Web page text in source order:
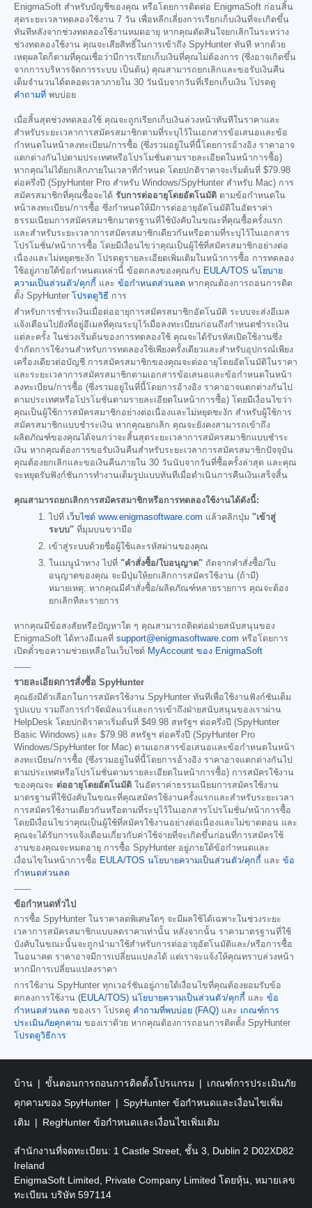
EnigmaSoft สำหรับบัญชีของคุณ หรือโดยการติดต่อ EnigmaSoft ก่อนสิ้น
สุดระยะเวลาทดลองใช้งาน 7 วัน เพื่อหลีกเลี่ยงการเรียกเก็บเงินที่จะเกิดขึ้น
ทันทีหลังจากช่วงทดลองใช้งานหมดอายุ หากคุณตัดสินใจยกเลิกในระหว่าง
ช่วงทดลองใช้งาน คุณจะเสียสิทธิ์ในการเข้าถึง SpyHunter ทันที หากด้วย
เหตุผลใดก็ตามที่คุณเชื่อว่ามีการเรียกเก็บเงินที่คุณไม่ต้องการ (ซึ่งอาจเกิดขึ้น
จากการบริหารจัดการระบบ เป็นต้น) คุณสามารถยกเลิกและขอรับเงินคืน
เต็มจำนวนได้ตลอดเวลาภายใน 30 วันนับจากวันที่เรียกเก็บเงิน โปรดดู
คำถามที่ พบบ่อย
เมื่อสิ้นสุดช่วงทดลองใช้ คุณจะถูกเรียกเก็บเงินล่วงหน้าทันทีในราคาและ
สำหรับระยะเวลาการสมัครสมาชิกตามที่ระบุไว้ในเอกสารข้อเสนอและข้อ
กำหนดในหน้าลงทะเบียน/การซื้อ (ซึ่งรวมอยู่ในที่นี้โดยการอ้างอิง ราคาอาจ
แตกต่างกันไปตามประเทศหรือโปรโมชั่นตามรายละเอียดในหน้าการซื้อ)
หากคุณไม่ได้ยกเลิกภายในเวลาที่กำหนด โดยปกติราคาจะเริ่มต้นที่ $79.98
ต่อครึ่งปี (SpyHunter Pro สำหรับ Windows/SpyHunter สำหรับ Mac) การ
สมัครสมาชิกที่คุณซื้อจะได้ รับการต่ออายุโดยอัตโนมัติ ตามข้อกำหนดใน
หน้าลงทะเบียน/การซื้อ ซึ่งกำหนดให้มีการต่ออายุอัตโนมัติในอัตราค่า
ธรรมเนียมการสมัครสมาชิกมาตรฐานที่ใช้บังคับในขณะที่คุณซื้อครั้งแรก
และสำหรับระยะเวลาการสมัครสมาชิกเดียวกันหรือตามที่ระบุไว้ในเอกสาร
โปรโมชั่น/หน้าการซื้อ โดยมีเงื่อนไขว่าคุณเป็นผู้ใช้ที่สมัครสมาชิกอย่างต่อ
เนื่องและไม่หยุดชะงัก โปรดดูรายละเอียดเพิ่มเติมในหน้าการซื้อ การทดลอง
ใช้อยู่ภายใต้ข้อกำหนดเหล่านี้ ข้อตกลงของคุณกับ EULA/TOS นโยบาย
ความเป็นส่วนตัว/คุกกี้ และ ข้อกำหนดส่วนลด หากคุณต้องการถอนการติด
ตั้ง SpyHunter โปรดดูวิธี การ
สำหรับการชำระเงินเมื่อต่ออายุการสมัครสมาชิกอัตโนมัติ ระบบจะส่งอีเมล
แจ้งเตือนไปยังที่อยู่อีเมลที่คุณระบุไว้เมื่อลงทะเบียนก่อนถึงกำหนดชำระเงิน
แต่ละครั้ง ในช่วงเริ่มต้นของการทดลองใช้ คุณจะได้รับรหัสเปิดใช้งานซึ่ง
จำกัดการใช้งานสำหรับการทดลองใช้เพียงครั้งเดียวและสำหรับอุปกรณ์เพียง
เครื่องเดียวต่อบัญชี การสมัครสมาชิกของคุณจะต่ออายุโดยอัตโนมัติในราคา
และระยะเวลาการสมัครสมาชิกตามเอกสารข้อเสนอและข้อกำหนดในหน้า
ลงทะเบียน/การซื้อ (ซึ่งรวมอยู่ในที่นี้โดยการอ้างอิง ราคาอาจแตกต่างกันไป
ตามประเทศหรือโปรโมชั่นตามรายละเอียดในหน้าการซื้อ) โดยมีเงื่อนไขว่า
คุณเป็นผู้ใช้การสมัครสมาชิกอย่างต่อเนื่องและไม่หยุดชะงัก สำหรับผู้ใช้การ
สมัครสมาชิกแบบชำระเงิน หากคุณยกเลิก คุณจะยังคงสามารถเข้าถึง
ผลิตภัณฑ์ของคุณได้จนกว่าจะสิ้นสุดระยะเวลาการสมัครสมาชิกแบบชำระ
เงิน หากคุณต้องการขอรับเงินคืนสำหรับระยะเวลาการสมัครสมาชิกปัจจุบัน
คุณต้องยกเลิกและขอเงินคืนภายใน 30 วันนับจากวันที่ซื้อครั้งล่าสุด และคุณ
จะหยุดรับฟังก์ชันการทำงานเต็มรูปแบบทันทีเมื่อดำเนินการคืนเงินเสร็จสิ้น
คุณสามารถยกเลิกการสมัครสมาชิกหรือการทดลองใช้งานได้ดังนี้:
ไปที่ เว็บไซต์ www.enigmasoftware.com แล้วคลิกปุ่ม "เข้าสู่
ระบบ" ที่มุมบนขวามือ
เข้าสู่ระบบด้วยชื่อผู้ใช้และรหัสผ่านของคุณ
ในเมนูนำทาง ไปที่ "คำสั่งซื้อ/ใบอนุญาต" ถัดจากคำสั่งซื้อ/ใบ
อนุญาตของคุณ จะมีปุ่มให้ยกเลิกการสมัครใช้งาน (ถ้ามี)
หมายเหตุ: หากคุณมีคำสั่งซื้อ/ผลิตภัณฑ์หลายรายการ คุณจะต้อง
ยกเลิกทีละรายการ
หากคุณมีข้อสงสัยหรือปัญหาใด ๆ คุณสามารถติดต่อฝ่ายสนับสนุนของ
EnigmaSoft ได้ทางอีเมลที่ support@enigmasoftware.com หรือโดยการ
เปิดตั๋วขอความช่วยเหลือในเว็บไซต์ MyAccount ของ EnigmaSoft
------
รายละเอียดการสั่งซื้อ SpyHunter
คุณยังมีตัวเลือกในการสมัครใช้งาน SpyHunter ทันทีเพื่อใช้งานฟังก์ชันเต็ม
รูปแบบ รวมถึงการกำจัดมัลแวร์และการเข้าถึงฝ่ายสนับสนุนของเราผ่าน
HelpDesk โดยปกติราคาเริ่มต้นที่ $49.98 สหรัฐฯ ต่อครึ่งปี (SpyHunter
Basic Windows) และ $79.98 สหรัฐฯ ต่อครึ่งปี (SpyHunter Pro
Windows/SpyHunter for Mac) ตามเอกสารข้อเสนอและข้อกำหนดในหน้า
ลงทะเบียน/การซื้อ (ซึ่งรวมอยู่ในที่นี้โดยการอ้างอิง ราคาอาจแตกต่างกันไป
ตามประเทศหรือโปรโมชั่นตามรายละเอียดในหน้าการซื้อ) การสมัครใช้งาน
ของคุณจะ ต่ออายุโดยอัตโนมัติ ในอัตราค่าธรรมเนียมการสมัครใช้งาน
มาตรฐานที่ใช้บังคับในขณะที่คุณสมัครใช้งานครั้งแรกและสำหรับระยะเวลา
การสมัครใช้งานเดียวกันหรือตามที่ระบุไว้ในเอกสารโปรโมชั่น/หน้าการซื้อ
โดยมีเงื่อนไขว่าคุณเป็นผู้ใช้ที่สมัครใช้งานอย่างต่อเนื่องและไม่ขาดตอน และ
คุณจะได้รับการแจ้งเตือนเกี่ยวกับค่าใช้จ่ายที่จะเกิดขึ้นก่อนที่การสมัครใช้
งานของคุณจะหมดอายุ การซื้อ SpyHunter อยู่ภายใต้ข้อกำหนดและ
เงื่อนไขในหน้าการซื้อ EULA/TOS นโยบายความเป็นส่วนตัว/คุกกี้ และ ข้อ
กำหนดส่วนลด
------
ข้อกำหนดทั่วไป
การซื้อ SpyHunter ในราคาลดพิเศษใดๆ จะมีผลใช้ได้เฉพาะในช่วงระยะ
เวลาการสมัครสมาชิกแบบลดราคาเท่านั้น หลังจากนั้น ราคามาตรฐานที่ใช้
บังคับในขณะนั้นจะถูกนำมาใช้สำหรับการต่ออายุอัตโนมัติและ/หรือการซื้อ
ในอนาคต ราคาอาจมีการเปลี่ยนแปลงได้ แต่เราจะแจ้งให้คุณทราบล่วงหน้า
หากมีการเปลี่ยนแปลงราคา
การใช้งาน SpyHunter ทุกเวอร์ชันอยู่ภายใต้เงื่อนไขที่คุณต้องยอมรับข้อ
ตกลงการใช้งาน (EULA/TOS) นโยบายความเป็นส่วนตัว/คุกกี้ และ ข้อ
กำหนดส่วนลด ของเรา โปรดดู คำถามที่พบบ่อย (FAQ) และ เกณฑ์การ
ประเมินภัยคุกคาม ของเราด้วย หากคุณต้องการถอนการติดตั้ง SpyHunter
โปรดดูวิธีการ
บ้าน ขั้นตอนการถอนการติดตั้งโปรแกรม
เกณฑ์การประเมินภัย
คุกคามของ SpyHunter
SpyHunter ข้อกำหนดและเงื่อนไขเพิ่ม
เติม
RegHunter ข้อกำหนดและเงื่อนไขเพิ่มเติม
สำนักงานที่จดทะเบียน: 1 Castle Street, ชั้น 3, Dublin 2 D02XD82
Ireland
EnigmaSoft Limited, Private Company Limited โดยหุ้น, หมายเลข
ทะเบียน บริษัท 597114